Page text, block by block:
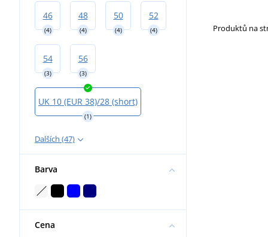
46
(4)
48
(4)
50
(4)
52
(4)
54
(3)
56
(3)
UK 10 (EUR 38)/28 (short)
(1)
Dalších (47)
Barva
Cena
Produktů na